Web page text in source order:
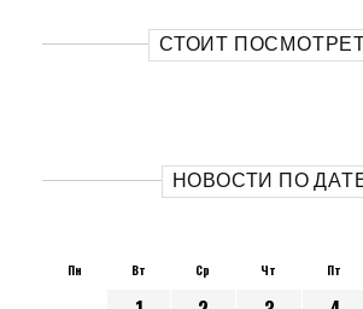
СТОИТ
НОВОСТИ ПО
Пн Вт Ср Чт Пт